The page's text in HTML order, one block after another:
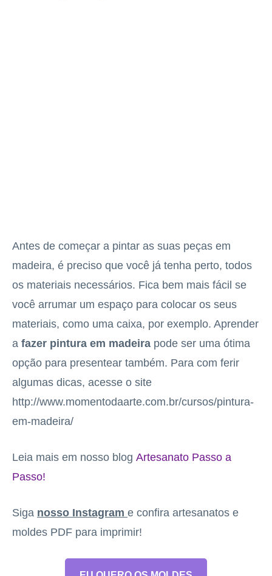
Antes de começar a pintar as suas peças em
madeira, é preciso que você já tenha perto, todos
os materiais necessários. Fica bem mais fácil se
você arrumar um espaço para colocar os seus
materiais, como uma caixa, por exemplo. Aprender
a fazer pintura em madeira pode ser uma ótima
opção para presentear também. Para com ferir
algumas dicas, acesse o site
http://www.momentodaarte.com.br/cursos/pintura-
em-madeira/
Leia mais em nosso blog Artesanato Passo a
Passo!
Siga nosso Instagram e confira artesanatos e
moldes PDF para imprimir!